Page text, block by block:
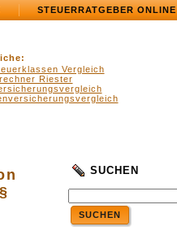
STEUERRATGEBER ONLINE
Vergleich
Riester
SUCHEN
SUCHEN